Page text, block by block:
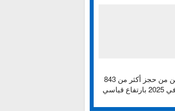
تقرير: الجمارك تتمكن من حجز أكثر من 843
ألف سيجارة مهربة في 2025 بارتفاع قياسي